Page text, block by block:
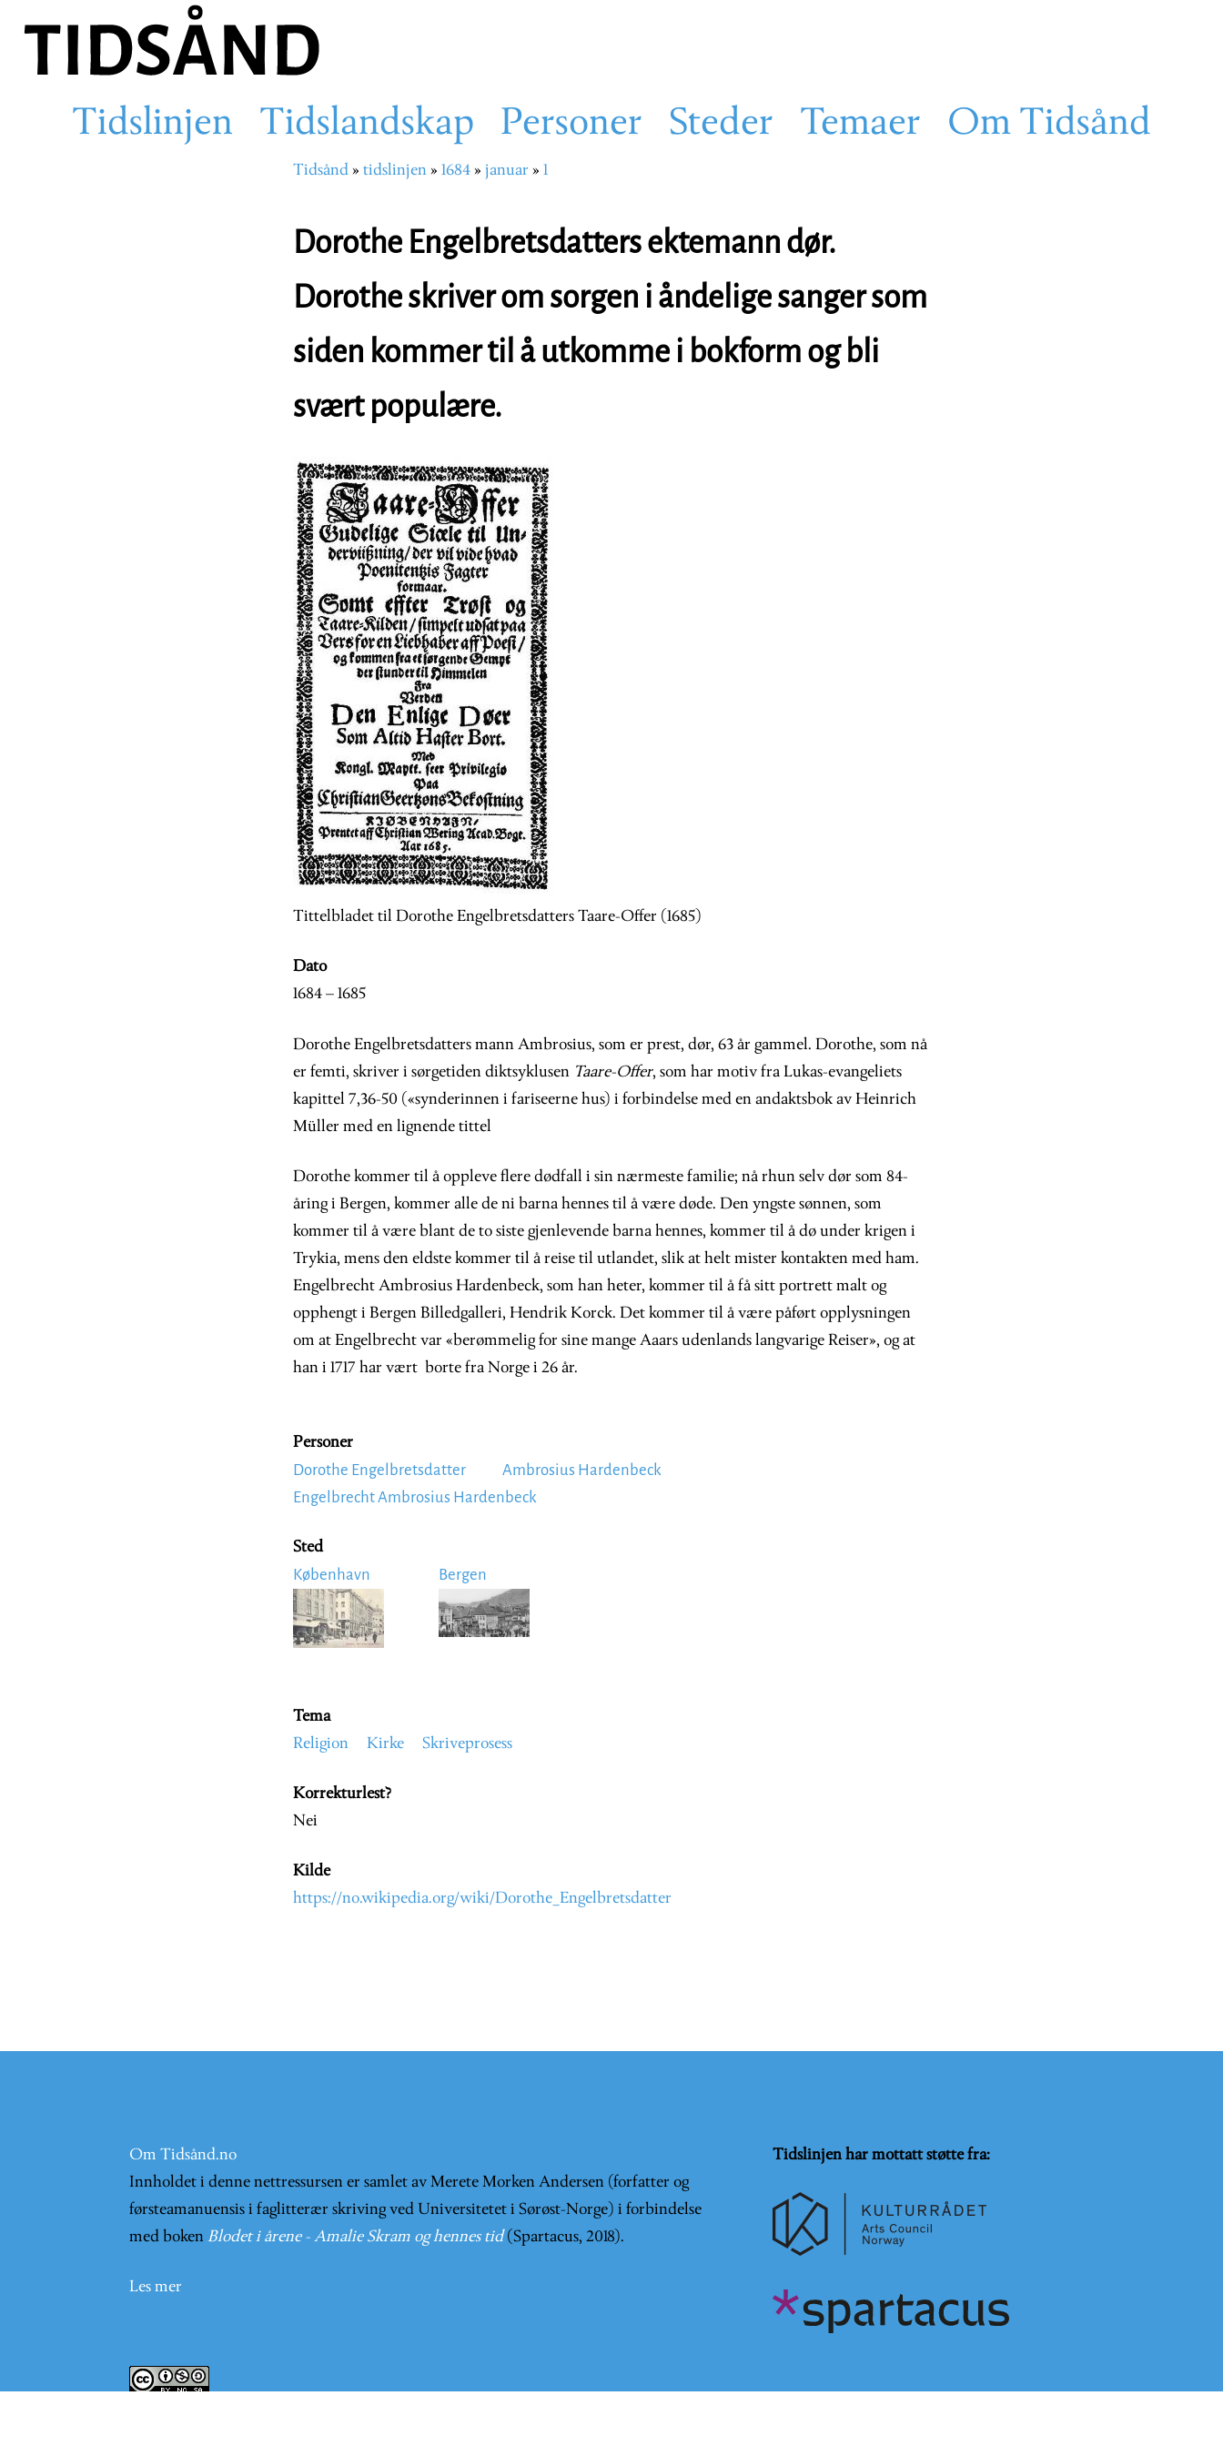
hovedinnhold
Main
Tidslinjen Tidslandskap Personer Steder Temaer Om Tidsånd
Navigasjonssti
Tidsånd tidslinjen 1684 januar 1
Dorothe Engelbretsdatters ektemann dør.
Dorothe skriver om sorgen i åndelige sanger som
siden kommer til å utkomme i bokform og bli
svært populære.
Image
Tittelbladet til Dorothe Engelbretsdatters Taare-Offer (1685)
Dato
1684 – 1685
Dorothe Engelbretsdatters mann Ambrosius, som er prest, dør, 63 år gammel. Dorothe, som nå
er femti, skriver i sørgetiden diktsyklusen Taare-Offer, som har motiv fra Lukas-evangeliets
kapittel 7,36-50 («synderinnen i fariseerne hus) i forbindelse med en andaktsbok av Heinrich
Müller med en lignende tittel
Dorothe kommer til å oppleve flere dødfall i sin nærmeste familie; nå rhun selv dør som 84-
åring i Bergen, kommer alle de ni barna hennes til å være døde. Den yngste sønnen, som
kommer til å være blant de to siste gjenlevende barna hennes, kommer til å dø under krigen i
Trykia, mens den eldste kommer til å reise til utlandet, slik at helt mister kontakten med ham.
Engelbrecht Ambrosius Hardenbeck, som han heter, kommer til å få sitt portrett malt og
opphengt i Bergen Billedgalleri, Hendrik Korck. Det kommer til å være påført opplysningen
om at Engelbrecht var «berømmelig for sine mange Aaars udenlands langvarige Reiser», og at
han i 1717 har vært borte fra Norge i 26 år.
Personer
Dorothe Engelbretsdatter
Ambrosius Hardenbeck
Engelbrecht Ambrosius Hardenbeck
Sted
København
Image
Bergen
Image
Tema
Religion
Kirke Skriveprosess
Korrekturlest?
Nei
Kilde
https://no.wikipedia.org/wiki/Dorothe_Engelbretsdatter
Om Tidsånd.no
Innholdet i denne nettressursen er samlet av Merete Morken Andersen (forfatter og
førsteamanuensis i faglitterær skriving ved Universitetet i Sørøst-Norge) i forbindelse
med boken Blodet i årene - Amalie Skram og hennes tid (Spartacus, 2018).
Les mer
Tidslinjen har mottatt støtte fra: